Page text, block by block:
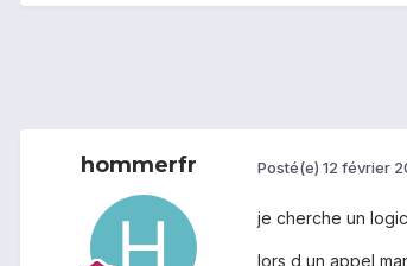
hommerfr Posté(e) 12 février
je cherche un
lors d un appel